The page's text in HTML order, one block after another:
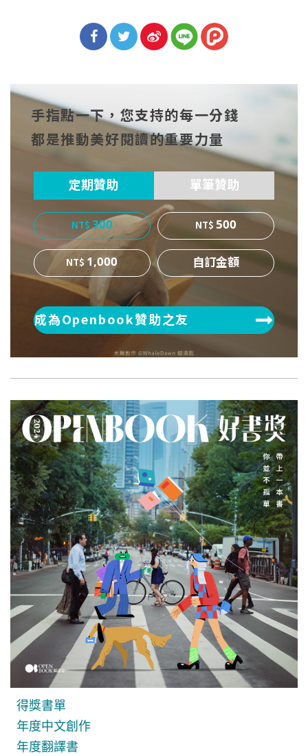
cebo
ok
witt
er
博
手指點一下，您支持的每一分錢
都是推動美好閱讀的重要力量
定期贊助 單筆贊助
300
500
1,000
成為Openbook贊助之友
得獎書單
年度中文創作
年度翻譯書